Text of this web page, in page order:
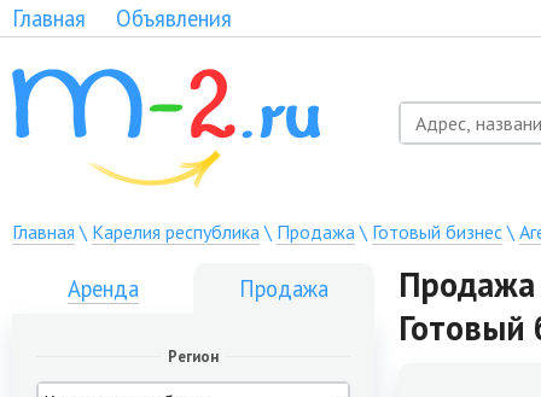
Главная Объявления
Главная \ Карелия республика\ Продажа\ Готовый бизнес\
Аренда Продажа
Регион
Продажа
Готовый